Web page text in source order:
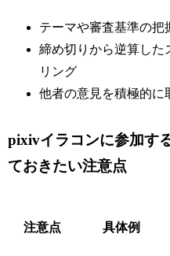
テーマや審査基準の把
締め切りから逆算した
リング
他者の意見を積極的に
pixivイラコンに参加す
ておきたい注意点
注意点 具体例